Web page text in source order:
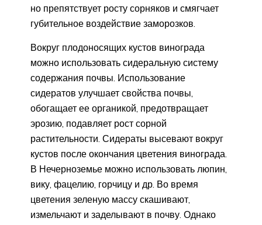
но препятствует росту сорняков и смягчает
губительное воздействие заморозков.
Вокруг плодоносящих кустов винограда
можно использовать сидеральную систему
содержания почвы. Использование
сидератов улучшает свойства почвы,
обогащает ее органикой, предотвращает
эрозию, подавляет рост сорной
растительности. Сидераты высевают вокруг
кустов после окончания цветения винограда.
В Нечерноземье можно использовать люпин,
вику, фацелию, горчицу и др. Во время
цветения зеленую массу скашивают,
измельчают и заделывают в почву. Однако